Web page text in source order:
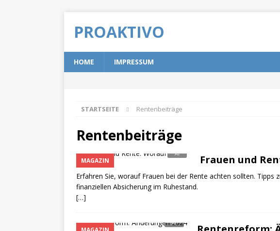
PROAKTIVO
HOME IMPRESSUM
STARTSEITE Rentenbeiträge
Rentenbeiträge
MAGAZIN Frauen und
Erfahren Sie, worauf Frauen bei der Rente achten sollten.
finanziellen Absicherung im Ruhestand.
[…]